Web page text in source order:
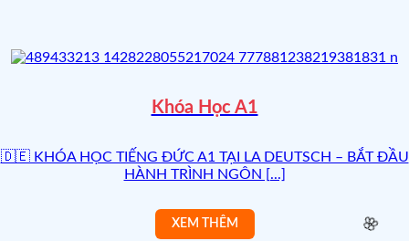
Khóa Học A1
🇩🇪 KHÓA HỌC TIẾNG ĐỨC A1 TẠI LA DEUTSCH – BẮT ĐẦU
HÀNH TRÌNH NGÔN [...]